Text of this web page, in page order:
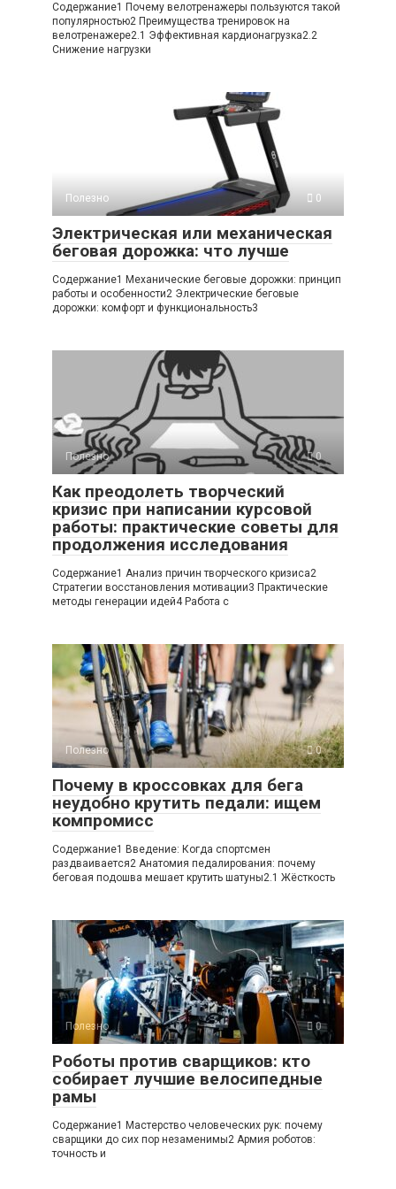
Содержание1 Почему велотренажеры пользуются такой
популярностью2 Преимущества тренировок на
велотренажере2.1 Эффективная кардионагрузка2.2
Снижение нагрузки
Полезно 0
Электрическая или механическая
беговая дорожка: что лучше
Содержание1 Механические беговые дорожки: принцип
работы и особенности2 Электрические беговые
дорожки: комфорт и функциональность3
Полезно 0
Как преодолеть творческий
кризис при написании курсовой
работы: практические советы для
продолжения исследования
Содержание1 Анализ причин творческого кризиса2
Стратегии восстановления мотивации3 Практические
методы генерации идей4 Работа с
Полезно 0
Почему в кроссовках для бега
неудобно крутить педали: ищем
компромисс
Содержание1 Введение: Когда спортсмен
раздваивается2 Анатомия педалирования: почему
беговая подошва мешает крутить шатуны2.1 Жёсткость
Полезно 0
Роботы против сварщиков: кто
собирает лучшие велосипедные
рамы
Содержание1 Мастерство человеческих рук: почему
сварщики до сих пор незаменимы2 Армия роботов:
точность и